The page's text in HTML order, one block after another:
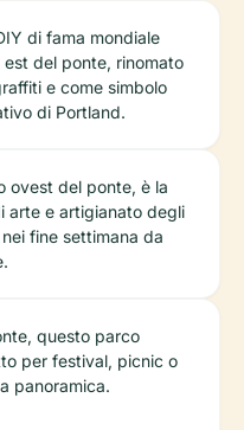
di fama mondiale
del ponte, rinomato
e come simbolo
di Portland.
ovest del ponte, è la
arte e artigianato degli
fine settimana da
questo parco
per festival, picnic o
panoramica.